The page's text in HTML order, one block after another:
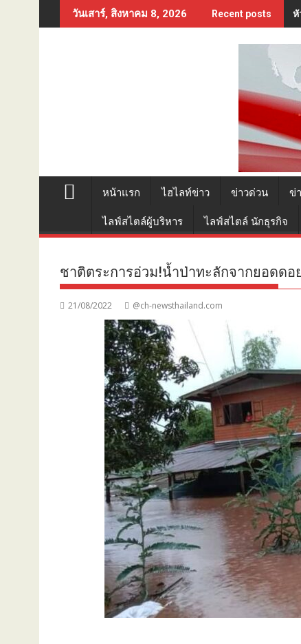
to
วันเสาร์, สิงหาคม 8, 2026 Recent posts หั
หน้าแรก ไฮไลท์ข่าว ข่าวด่วน ข่
ไลฟ์สไตล์ผู้บริหาร ไลฟ์สไตล์ นักธุรกิจ
ชาติตระการอ่วม!น้ำป่าทะลักจากยอดด
21/08/2022 @ch-newsthailand.com